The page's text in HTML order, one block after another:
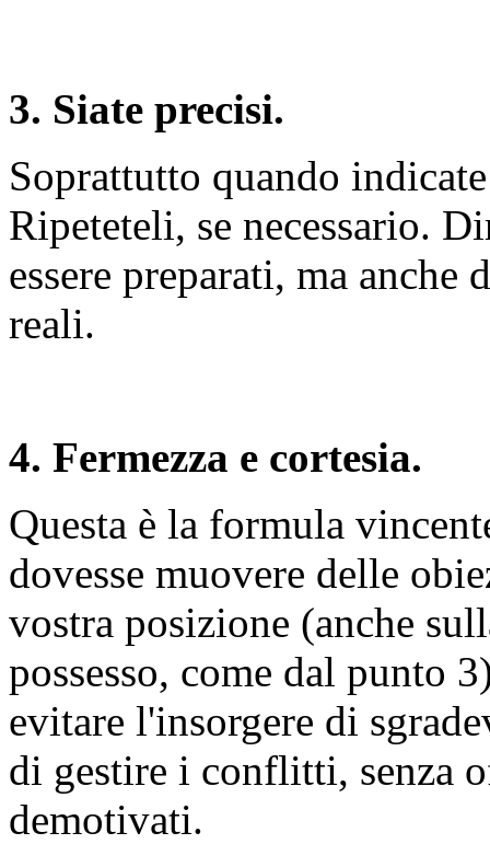
3. Siate precisi.
Soprattutto quando
Ripeteteli, se necessario.
essere preparati, ma
reali.
4. Fermezza e cortesia.
Questa è la formula
dovesse muovere delle
vostra posizione (anche
possesso, come dal punto
evitare l'insorgere di
di gestire i conflitti, senza
demotivati.